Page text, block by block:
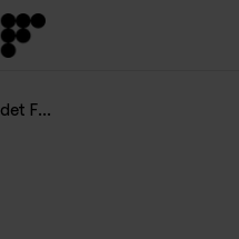
Annoncering i Fagbladet Folkeskolen